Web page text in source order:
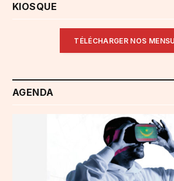
KIOSQUE
TÉLÉCHARGER NOS
AGENDA